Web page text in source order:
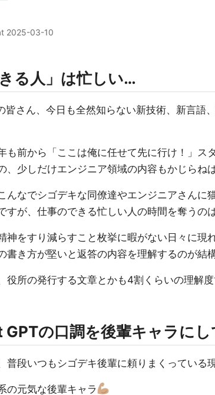
2025-03-10
きる人」は忙しい…
皆さん、今日も全然知らない新技術、新言語
も前から「ここは俺に任せて先に行け！」ス
、少しだけエンジニア領域の内容もかじらね
んなでシゴデキな同僚達やエンジニアさんに
すが、仕事のできる忙しい人の時間を奪うの
神をすり減らすこと枚挙に暇がない日々に現
書き方が堅いと返答の内容を理解するのが結
役所の発行する文章とかも4割くらいの理解
GPTの口調を後輩キャラにし
普段いつもシゴデキ後輩に頼りまくっている
の元気な後輩キャラ